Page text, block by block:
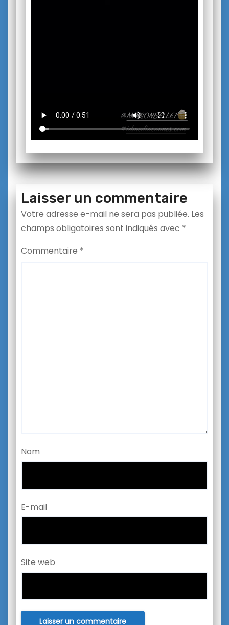
Laisser un commentaire
Votre adresse e-mail ne sera pas publiée. Les
champs obligatoires sont indiqués avec *
Commentaire *
Nom
E-mail
Site web